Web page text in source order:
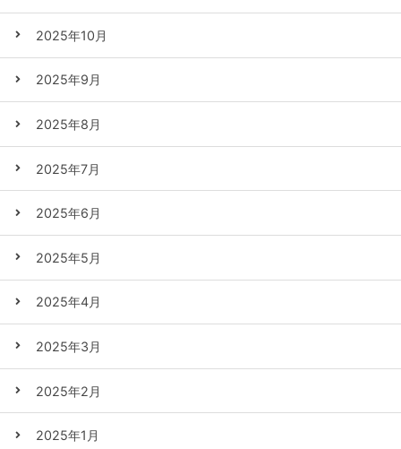
2025年10月
2025年9月
2025年8月
2025年7月
2025年6月
2025年5月
2025年4月
2025年3月
2025年2月
2025年1月